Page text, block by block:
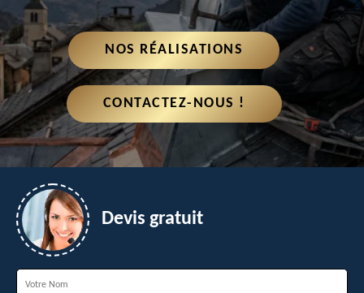
NOS RÉALISATIONS
CONTACTEZ-NOUS !
Devis gratuit